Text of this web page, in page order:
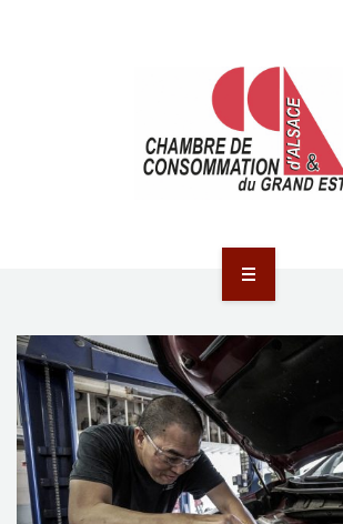
ACTUALITÉS
JURIDIQUE
LA CCA-GE
NOS ACTIONS